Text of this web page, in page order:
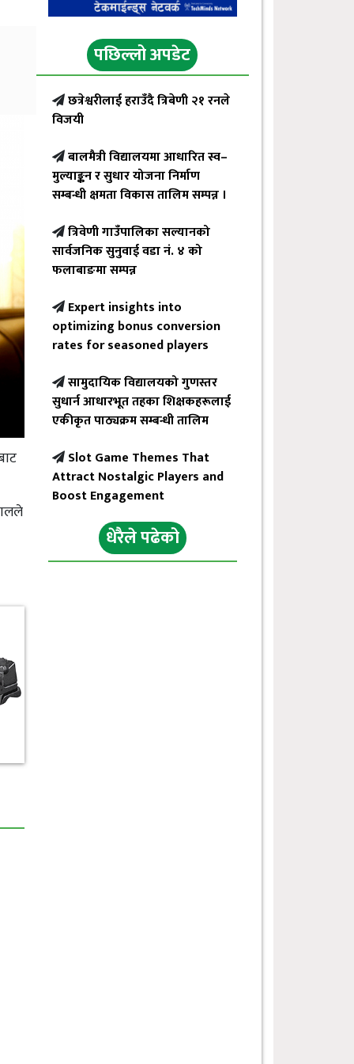
पछिल्लो अपडेट
छत्रेश्वरीलाई हराउँदै त्रिबेणी २१ रनले
विजयी
बालमैत्री विद्यालयमा आधारित स्व–
मुल्याङ्कन र सुधार योजना निर्माण
सम्बन्धी क्षमता विकास तालिम सम्पन्न ।
त्रिवेणी गाउँपालिका सल्यानको
सार्वजनिक सुनुवाई वडा नं. ४ को
फलाबाङमा सम्पन्न
Expert insights into
optimizing bonus conversion
rates for seasoned players
सामुदायिक विद्यालयको गुणस्तर
सुधार्न आधारभूत तहका शिक्षकहरूलाई
एकीकृत पाठ्यक्रम सम्बन्धी तालिम
Slot Game Themes That
Attract Nostalgic Players and
Boost Engagement
धेरैले पढेको